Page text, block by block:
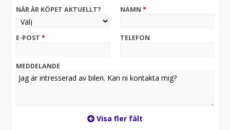
NÄR ÄR KÖPET AKTUELLT? NAMN *
E-POST * TELEFON
MEDDELANDE
Visa fler fält